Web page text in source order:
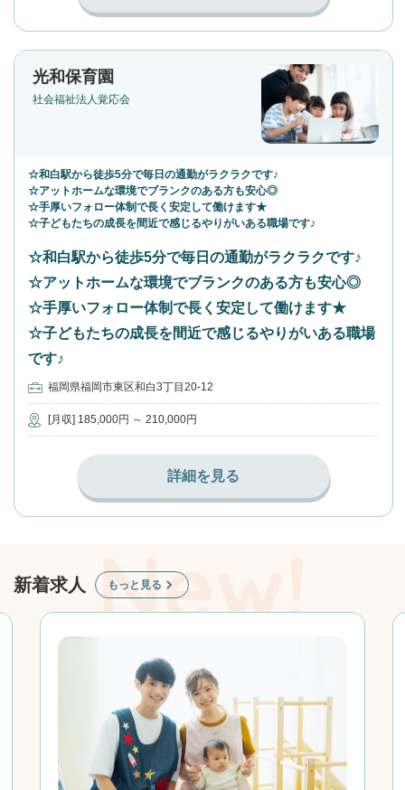
光和保育園
社会福祉法人覚応会
☆和白駅から徒歩5分で毎日の通勤がラクラクです♪
☆アットホームな環境でブランクのある方も安心◎
☆手厚いフォロー体制で長く安定して働けます★
☆子どもたちの成長を間近で感じるやりがいある職場です♪
☆和白駅から徒歩5分で毎日の通勤がラクラクです♪
☆アットホームな環境でブランクのある方も安心◎
☆手厚いフォロー体制で長く安定して働けます★
☆子どもたちの成長を間近で感じるやりがいある職場
です♪
福岡県福岡市東区和白3丁目20-12
[月収] 185,000円 ～ 210,000円
詳細を見る
新着求人 もっと見る